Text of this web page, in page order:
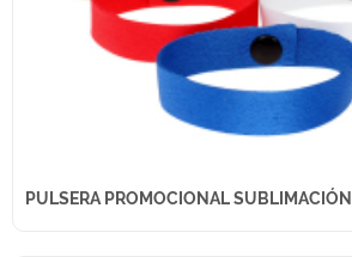
PULSERA PROMOCIONAL SUBLIMACIÓN